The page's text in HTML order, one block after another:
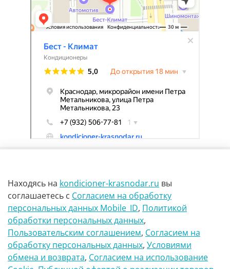
г Краснодар Ул Петра метальникова 23
8(900)29-888-66
Находясь на kondicioner-krasnodar.ru вы
соглашаетесь с Согласием на обработку
персональных данных Mobile_ID, Политикой
обработки персональных данных,
Пользовательским соглашением, Согласием на
обработку персональных данных, Условиями
обмена и возврата, Согласием на использование